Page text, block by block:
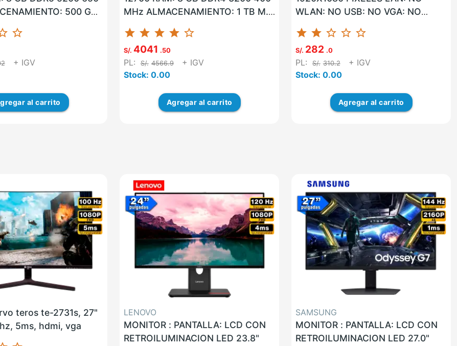
500 GB
star_border
+ IGV
al carrito
MHz ALMACENAMIENTO: 1 TB M.2
VGA: SI ...
star star star star star_border
S/. 4041 .50
PL: S/. 4566.9
+ IGV
Stock: 0.00
Agregar al carrito
WLAN: NO USB: NO VGA: NO
IN UNIDAD ADVA...
star star star_border star_border star_border
S/. 282 .0
PL: S/. 310.2
+ IGV
Stock: 0.00
Agregar al carrito
teros te-2731s, 27"
5ms, hdmi, vga
LENOVO
MONITOR : PANTALLA: LCD CON
RETROILUMINACION LED 23.8"
SAMSUNG
MONITOR : PANTALLA: LCD CON
RETROILUMINACION LED 27.0"